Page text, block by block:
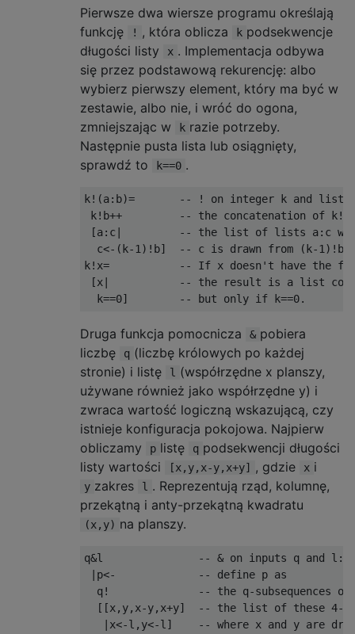
Pierwsze dwa wiersze programu określają
funkcję
! , która oblicza k podsekwencje
długości listy
x . Implementacja odbywa
się przez podstawową rekurencję: albo
wybierz pierwszy element, który ma być w
zestawie, albo nie, i wróć do ogona,
zmniejszając w
k razie potrzeby.
Następnie pusta lista lub osiągnięty,
sprawdź to
k==0 .
k!(a: b)=
-- ! on integer k and list
k! b++
-- the concatenation of k!b
[a: c
-- the list of lists a:c
  c
<-( k-1 )! b]
-- c is drawn from (k-1)!b.
k! x=
-- If x doesn't have the
[x
-- the result is a list
  k
==0] -- but only if k==0.
Druga funkcja pomocnicza & pobiera
liczbę
q (liczbę królowych po każdej
stronie) i listę
l (współrzędne x planszy,
używane również jako współrzędne y) i
zwraca wartość logiczną wskazującą, czy
istnieje konfiguracja pokojowa. Najpierw
obliczamy
p listę q podsekwencji długości
listy wartości
[x,y,x-y,x+y] , gdzie x i
y zakres l . Reprezentują rząd, kolumnę,
przekątną i anty-przekątną kwadratu
(x,y) na planszy.
q&l
-- & on inputs q and l:
p<-
-- define p as
  q
!
-- the q-subsequences of
[[x, y, x-y, x+y]
-- the list of these 4-
x<-l , y<-l ] -- where x and y are